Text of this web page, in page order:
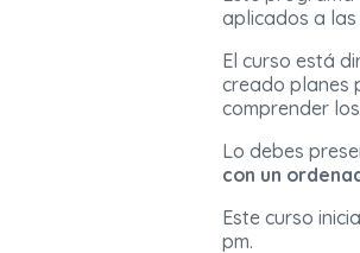
aplicados a
El curso está
creado planes
comprender
Lo debes
con un
Este curso
pm.